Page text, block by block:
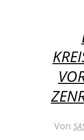
Von